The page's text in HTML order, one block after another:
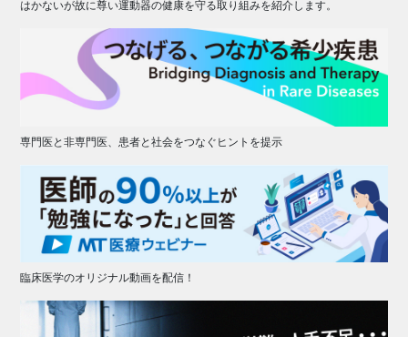
はかないが故に尊い運動器の健康を守る取り組みを紹介します。
専門医と非専門医、患者と社会をつなぐヒントを提示
臨床医学のオリジナル動画を配信！